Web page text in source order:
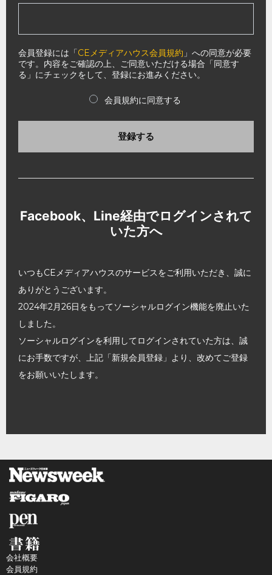
会員登録には「CEメディアハウス会員規約 」への同意が必要
です。内容をご確認の上、ご同意いただける場合「同意す
る」にチェックをして、登録にお進みください。
会員規約に同意する
登録する
Facebook、Line経由でログインされて
いた方へ
いつもCEメディアハウスのサービスをご利用いただき、誠に
ありがとうございます。
2024年2月26日をもってソーシャルログイン機能を廃止いた
しました。
ソーシャルログインを利用してログインされていた方は、誠
にお手数ですが、上記「新規会員登録」より、改めてご登録
をお願いいたします。
会社概要
会員規約